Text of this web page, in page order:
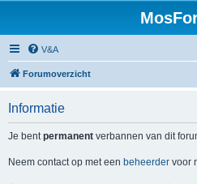
V&A
Forumoverzicht
Informatie
Je bentpermanent verbannen van dit
Neem contact op met een beheerder voor